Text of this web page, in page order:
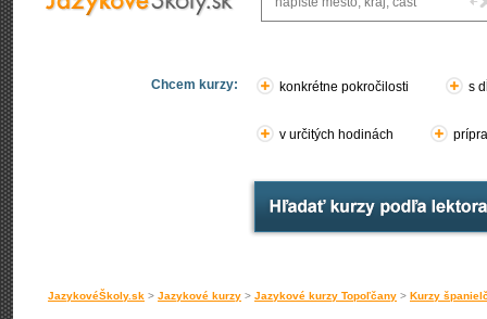
Chcem kurzy: konkrétne pokročilosti s
v určitých hodinách
JazykovéŠkoly.sk > Jazykové kurzy > Jazykové kurzy Topoľčany > Kurzy